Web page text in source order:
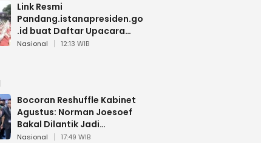
Link Resmi
Pandang.istanapresiden.go
.id buat Daftar Upacara
Bendera HUT RI di Istana
Nasional 12:13 WIB
Bocoran Reshuffle Kabinet
Agustus: Norman Joesoef
Bakal Dilantik Jadi
Wamenhan RI
Nasional 17:49 WIB